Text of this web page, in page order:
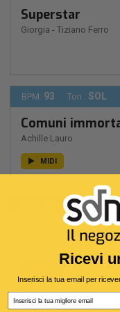
Superstar
Giorgia - Tiziano Ferro
BPM: 93 Ton.: SOL
Comuni
Achille Lauro
MIDI
Ton.:SOL
Comuni
Ricevi
Inserisci la tua email per